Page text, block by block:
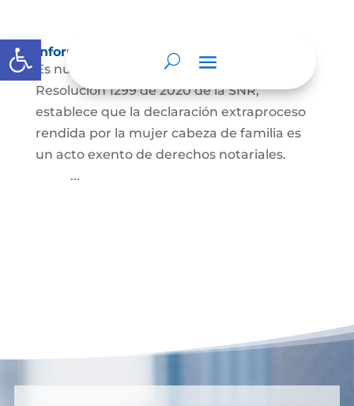
Abrir barra de herramientas
Información para Mujeres.
Es nuestro deber informar que La
Resolución 1299 de 2020 de la SNR,
establece que la declaración extraproceso
rendida por la mujer cabeza de familia es
un acto exento de derechos notariales.
...